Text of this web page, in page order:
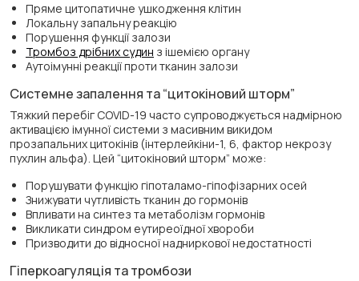
Пряме цитопатичне ушкодження клітин
Локальну запальну реакцію
Порушення функції залози
Тромбоз дрібних судин з ішемією органу
Аутоімунні реакції проти тканин залози
Системне запалення та “цитокіновий шторм”
Тяжкий перебіг COVID-19 часто супроводжується надмірною
активацією імунної системи з масивним викидом
прозапальних цитокінів (інтерлейкіни-1, 6, фактор некрозу
пухлин альфа). Цей “цитокіновий шторм” може:
Порушувати функцію гіпоталамо-гіпофізарних осей
Знижувати чутливість тканин до гормонів
Впливати на синтез та метаболізм гормонів
Викликати синдром еутиреоїдної хвороби
Призводити до відносної надниркової недостатності
Гіперкоагуляція та тромбози